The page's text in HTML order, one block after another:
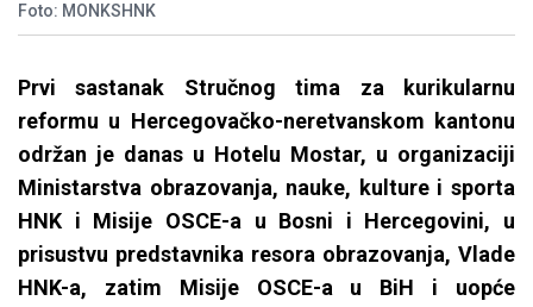
Foto: MONKSHNK
Prvi sastanak Stručnog tima za kurikularnu
reformu u Hercegovačko-neretvanskom kantonu
održan je danas u Hotelu Mostar, u organizaciji
Ministarstva obrazovanja, nauke, kulture i sporta
HNK i Misije OSCE-a u Bosni i Hercegovini, u
prisustvu predstavnika resora obrazovanja, Vlade
HNK-a, zatim Misije OSCE-a u BiH i uopće